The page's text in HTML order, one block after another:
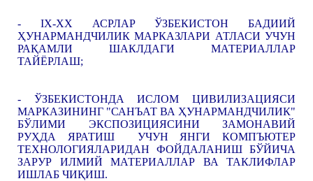
- IX-XX АСРЛАР ЎЗБЕКИСТОН БАДИИЙ
ҲУНАРМАНДЧИЛИК МАРКАЗЛАРИ АТЛАСИ УЧУН
РАҚАМЛИ ШАКЛДАГИ МАТЕРИАЛЛАР
ТАЙЁРЛАШ;
- ЎЗБЕКИСТОНДА ИСЛОМ ЦИВИЛИЗАЦИЯСИ
МАРКАЗИНИНГ "САНЪАТ ВА ҲУНАРМАНДЧИЛИК"
БЎЛИМИ ЭКСПОЗИЦИЯСИНИ ЗАМОНАВИЙ
РУҲДА ЯРАТИШ УЧУН ЯНГИ КОМПЪЮТЕР
ТЕХНОЛОГИЯЛАРИДАН ФОЙДАЛАНИШ БЎЙИЧА
ЗАРУР ИЛМИЙ МАТЕРИАЛЛАР ВА ТАКЛИФЛАР
ИШЛАБ ЧИҚИШ.